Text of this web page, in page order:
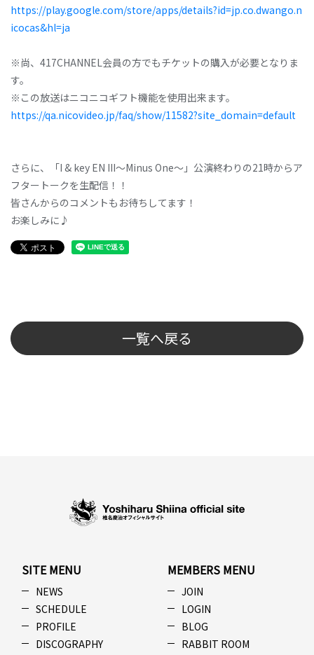
https://play.google.com/store/apps/details?id=jp.co.dwango.n
icocas&hl=ja
※尚、417CHANNEL会員の方でもチケットの購入が必要となりま
す。
※この放送はニコニコギフト機能を使用出来ます。
https://qa.nicovideo.jp/faq/show/11582?site_domain=default
さらに、「I & key EN III〜Minus One〜」公演終わりの21時からア
フタートークを生配信！！
皆さんからのコメントもお待ちしてます！
お楽しみに♪
一覧へ戻る
SITE MENU
NEWS
SCHEDULE
PROFILE
DISCOGRAPHY
MEMBERS MENU
JOIN
LOGIN
BLOG
RABBIT ROOM